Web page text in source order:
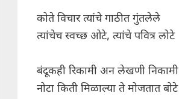
कोते विचार त्यांचे गाठीत गुंतलेले
त्यांचेच स्वच्छ ओटे, त्यांचे पवित्र लोटे
बंदूकही रिकामी अन लेखणी निकामी
नोटा किती मिळाल्या ते मोजतात बोटे